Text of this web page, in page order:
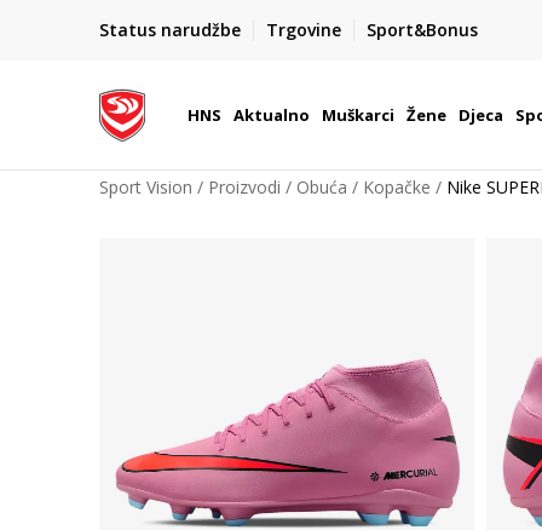
Status narudžbe Trgovine Sport&Bonus
BOX NOW
Dostava 1,50 €
| Više od 800 paketomata u Hrvatskoj
HNS Aktualno Muškarci Žene Djeca
Sport Vision Proizvodi Obuća Kopačke Nike